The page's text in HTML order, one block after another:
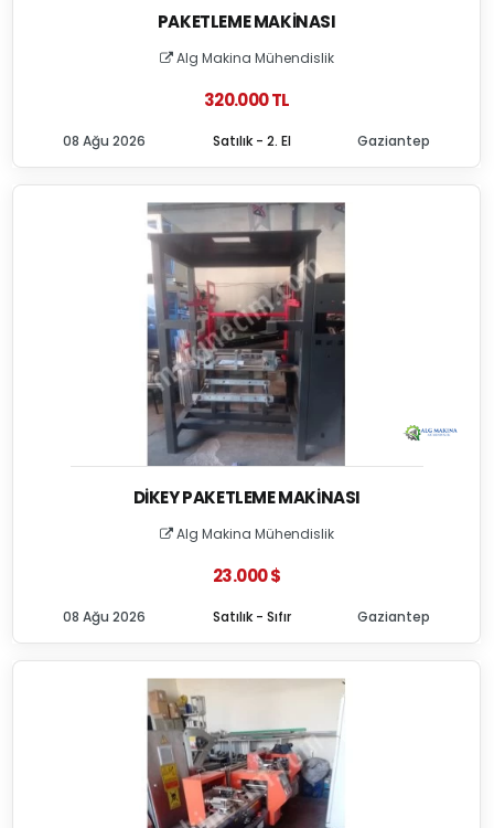
PAKETLEME MAKINASI
Alg Makina Mühendislik
320.000 TL
Satılık - 2. El
08 Ağu 2026 Gaziantep
DIKEY PAKETLEME MAKINASI
Alg Makina Mühendislik
23.000 $
Satılık - Sıfır
08 Ağu 2026 Gaziantep